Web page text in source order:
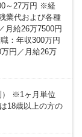
～27万円 ※経
業代および各種
給26万7500円
：年収300万円
円／月給26万
） ※1ヶ月単位
18歳以上の方の